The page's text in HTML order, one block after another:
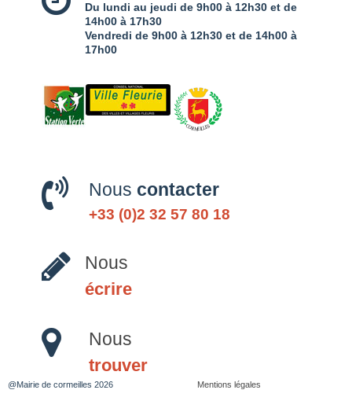
Du lundi au jeudi de 9h00 à 12h30 et de
14h00 à 17h30
Vendredi de 9h00 à 12h30 et de 14h00 à
17h00
Nous contacter
+33 (0)2 32 57 80 18
Nous
écrire
Nous
trouver
@Mairie de cormeilles 2026 Mentions légales